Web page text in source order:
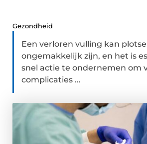
Gezondheid
Een verloren vulling kan
ongemakkelijk zijn, en het is
snel actie te ondernemen om
complicaties ...